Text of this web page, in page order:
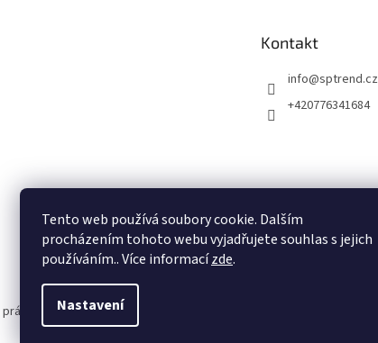
Tento web používá soubory cookie. Dalším
procházením tohoto webu vyjadřujete souhlas s jejich
používáním.. Více informacízde.
Nastavení
Kontakt
info@sptrend.cz
+420776341684
práva vyhrazena.